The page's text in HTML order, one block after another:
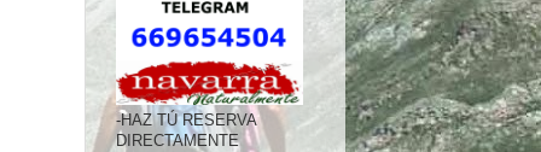
-HAZ TÚ RESERVA
DIRECTAMENTE